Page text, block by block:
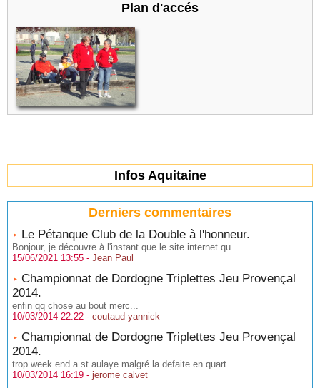
Plan d'accés
Infos Aquitaine
Derniers commentaires
Le Pétanque Club de la Double à l'honneur.
Bonjour, je découvre à l'instant que le site internet qu...
15/06/2021 13:55 - Jean Paul
Championnat de Dordogne Triplettes Jeu Provençal
2014.
enfin qq chose au bout merc...
10/03/2014 22:22 - coutaud yannick
Championnat de Dordogne Triplettes Jeu Provençal
2014.
trop week end a st aulaye malgré la defaite en quart ....
10/03/2014 16:19 - jerome calvet